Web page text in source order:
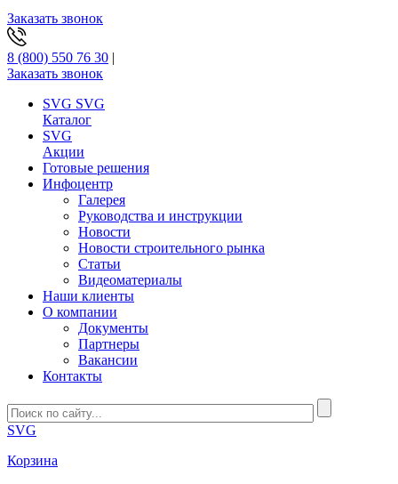
Заказать звонок
8 (800) 550 76 30 |
Заказать звонок
SVG SVG
Каталог
SVG
Акции
Готовые решения
Инфоцентр
Галерея
Руководства и инструкции
Новости
Новости строительного рынка
Статьи
Видеоматериалы
Наши клиенты
О компании
Документы
Партнеры
Вакансии
Контакты
SVG
Корзина